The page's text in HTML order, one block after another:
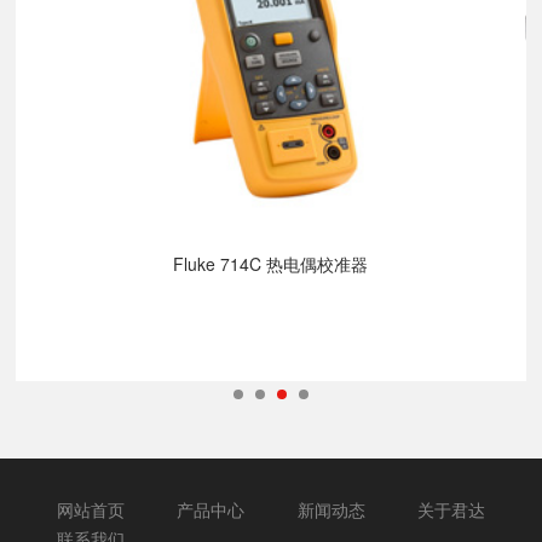
Fluke 714C 热电偶校准器
网站首页 产品中心 新闻动态
关于君达